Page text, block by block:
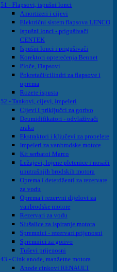
51 - Flapsovi, ispušni lonci
Amortizeri i cijevi
Električni sistem flapsova LENCO
Ispušni lonci - prigušivači
CENTEK
Ispušni lonci i prigušivači
Korektori opterećenja Bennet
Ploče, Flapsovi
Pokretači/cilindri za flapsove i
oprema
Rozete ispusta
52 - Tankovi, cijevi, impeleri
Cijevi i priključci za gorivo
Deumidifikatori - odvlaživači
zraka
Ekstraktori i ključevi za propelere
Impeleri za vanbrodske motore
Kit serbatoi Marco
Ležajevi, lojene pletenice i nosači
unutrašnjih brodskih motora
Oprema i deterdženti za rezervare
za vodu
Oprema i rezervni dijelovi za
vanbrodske motore
Rezervari za vodu
Slušalice za ispiranje motora
Spremnici - rezervari prijenosni
Spremnici za gorivo
Tuševi prijenosni
43 - Cink anode, manžetne motora
Anode cinkovi RENAULT